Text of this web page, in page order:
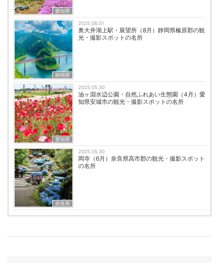
愛知県
静岡県
2025.06.01
奥大井湖上駅・展望所（8月）静岡県榛原郡の観
光・撮影スポットの名所
愛知県
2025.05.30
油ヶ淵水辺公園・自然ふれあい生態園（4月）愛
知県安城市の観光・撮影スポットの名所
奈良県
2025.05.30
岡寺（6月）奈良県高市郡の観光・撮影スポット
の名所